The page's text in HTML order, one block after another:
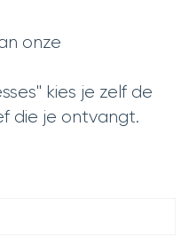
onze
kies je zelf de
die je ontvangt.